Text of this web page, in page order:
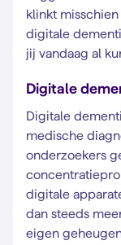
klinkt
digitale
jij vandaag al
Digitale
Digitale
medische
onderzoekers
digitale
dan steeds
eigen